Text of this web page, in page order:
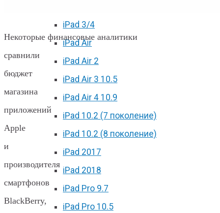
iPad 3/4
iPad Air
iPad Air 2
iPad Air 3 10.5
iPad Air 4 10.9
iPad 10.2 (7 поколение)
iPad 10.2 (8 поколение)
iPad 2017
iPad 2018
iPad Pro 9.7
iPad Pro 10.5
Некоторые финансовые аналитики
сравнили
бюджет
магазина
приложений
Apple
и
производителя
смартфонов
BlackBerry,